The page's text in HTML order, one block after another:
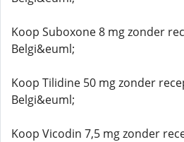
Koop Suboxone 8 mg zonder
Belgi&euml;
Koop Tilidine 50 mg zonder
Belgi&euml;
Koop Vicodin 7,5 mg zonder